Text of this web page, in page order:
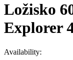
Ložisko
Explorer
Availability: